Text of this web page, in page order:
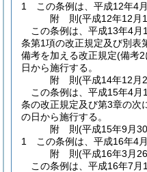
1
この条例は、平成12年4
附 則(平成12年12月
この条例は、平成13年4月
条第1項の改正規定及び別表
備考を加える改正規定(備考2
日から施行する。
附 則(平成14年12月
この条例は、平成15年4月
条の改正規定及び第3章の次
の日から施行する。
附 則(平成15年9月
1
この条例は、平成16年4
附 則(平成16年3月
この条例は、平成16年7月